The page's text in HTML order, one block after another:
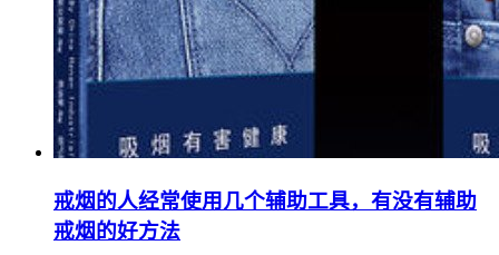
戒烟的人经常使用几个辅助工具，有没有辅助
戒烟的好方法